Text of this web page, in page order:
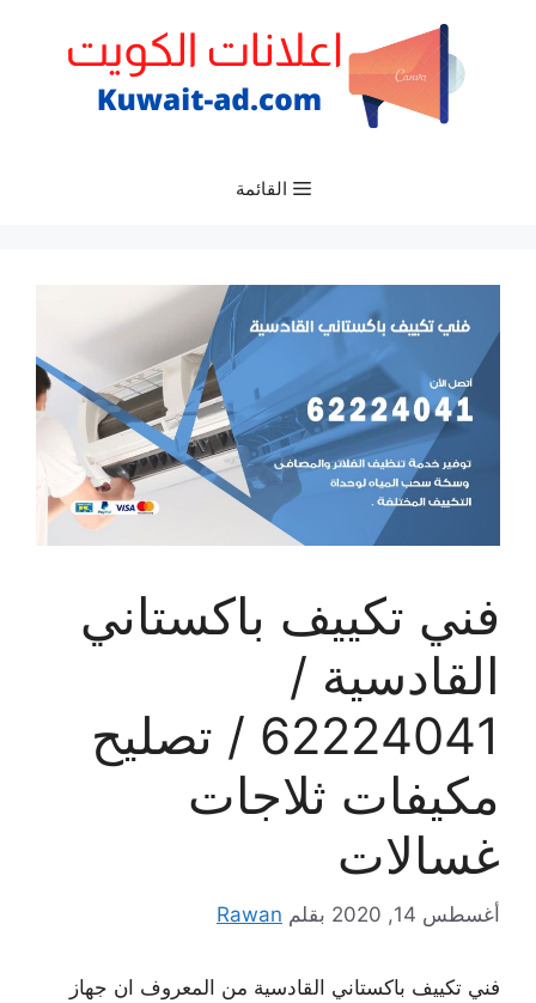
القائمة
فني تكييف باكستاني
القادسية /
62224041 / تصليح
مكيفات ثلاجات
غسالات
أغسطس 14, 2020 بقلم Rawan
فني تكييف باكستاني القادسية من المعروف ان جهاز